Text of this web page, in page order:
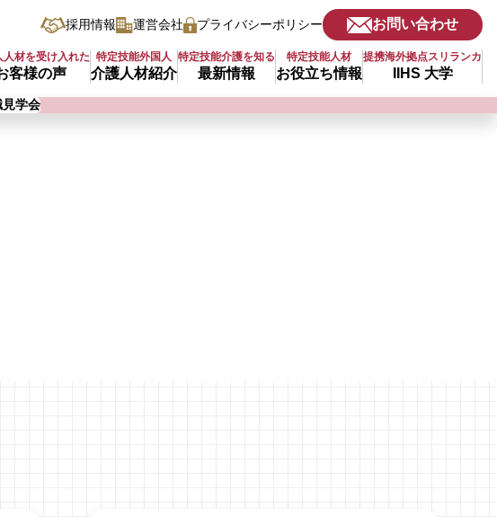
採用情報 運営会社 プライバシーポリシー お問い合わせ
人材を受け入れた
客様の声
特定技能外国人
介護人材紹介
特定技能介護を知る
最新情報
特定技能人材
お役立ち情報
提携海外拠点スリランカ
IIHS 大学
学会